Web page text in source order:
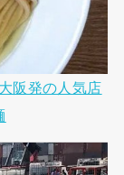
阪発の人気店